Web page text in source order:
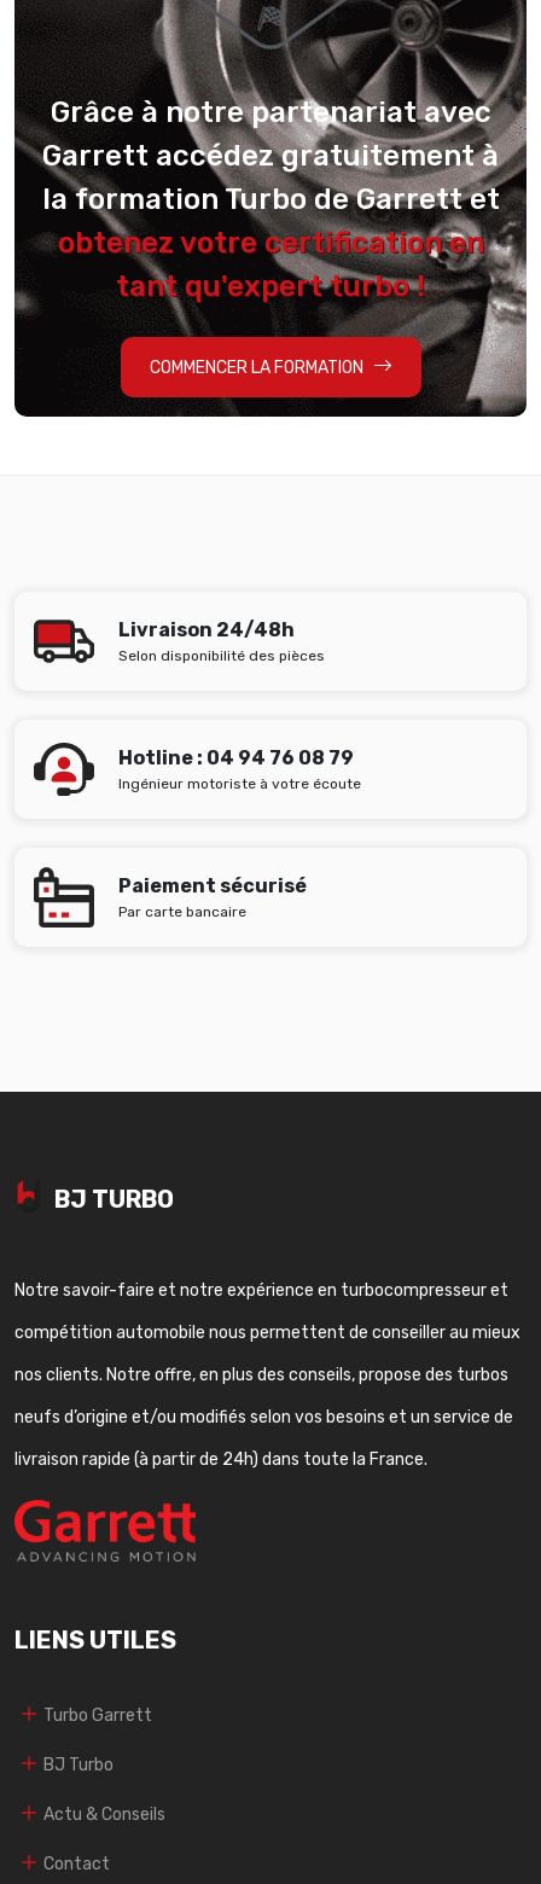
Grâce à notre partenariat avec
Garrett accédez gratuitement à
la formation Turbo de Garrett et
obtenez votre certification en
tant qu'expert turbo !
COMMENCER LA FORMATION
Livraison 24/48h
Selon disponibilité des pièces
Hotline : 04 94 76 08 79
Ingénieur motoriste à votre écoute
Paiement sécurisé
Par carte bancaire
BJ TURBO
Notre savoir-faire et notre expérience en turbocompresseur et
compétition automobile nous permettent de conseiller au mieux
nos clients. Notre offre, en plus des conseils, propose des turbos
neufs d’origine et/ou modifiés selon vos besoins et un service de
livraison rapide (à partir de 24h) dans toute la France.
LIENS UTILES
Turbo Garrett
BJ Turbo
Actu & Conseils
Contact